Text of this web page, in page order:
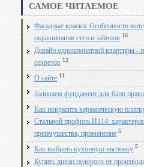
САМОЕ ЧИТАЕМОЕ
Фасадные краски: Особенности
окрашивания стен и заборов 16
Дизайн однокомнатной квартиры -
секретов 12
О сайте 11
Заливаем фундамент для бани
Как покрасить керамическую
Стальной профиль Н114:
преимущества, применение 5
Как выбрать кухонную вытяжку 5
Купить диван недорого от